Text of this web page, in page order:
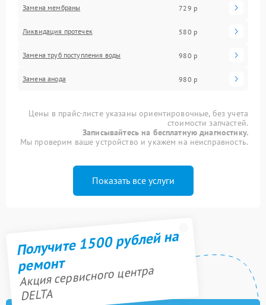
Замена мембраны 729 р
Ликвидация протечек 580 р
Замена труб поступления воды 980 р
Замена анода 980 р
Цены в прайс-листе указаны ориентировочные, без учета
стоимости запчастей.
Записывайтесь на бесплатную диагностику.
Мы проверим ваше устройство и укажем на неисправность.
Показать все услуги
Получите 1500 рублей на
ремонт
Акция сервисного центра
DELTA